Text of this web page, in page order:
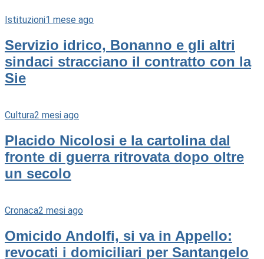
Istituzioni1 mese ago
Servizio idrico, Bonanno e gli altri
sindaci stracciano il contratto con la
Sie
Cultura2 mesi ago
Placido Nicolosi e la cartolina dal
fronte di guerra ritrovata dopo oltre
un secolo
Cronaca2 mesi ago
Omicido Andolfi, si va in Appello:
revocati i domiciliari per Santangelo